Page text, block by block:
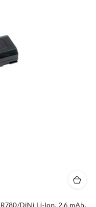
DiNi Li-Ion, 2.6 mAh,